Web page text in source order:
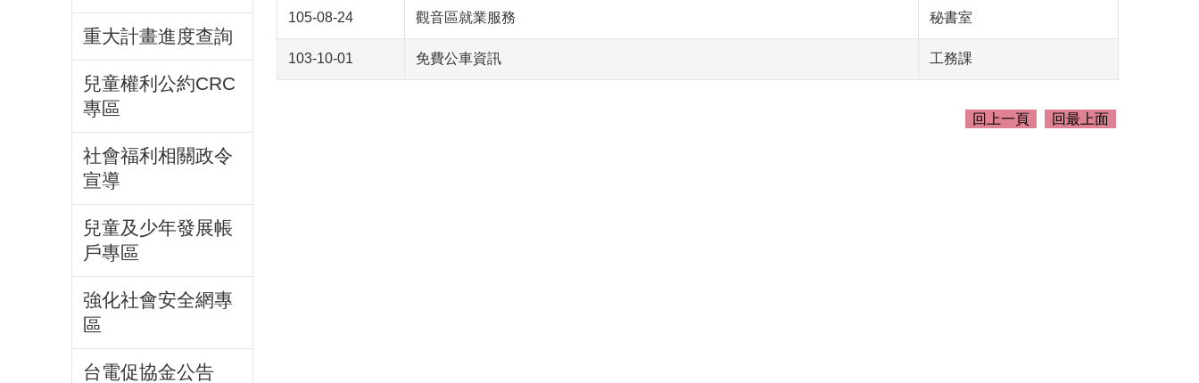
重大計畫進度查詢
兒童權利公約CRC
專區
社會福利相關政令
宣導
兒童及少年發展帳
戶專區
強化社會安全網專
區
台電促協金公告
105-08-24 觀音區就業服務 秘書室
103-10-01 免費公車資訊 工務課
回上一頁 回最上面